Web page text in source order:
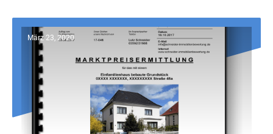
März 23, 2020